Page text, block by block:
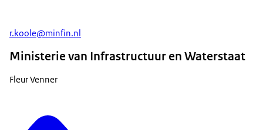
r.koole@minfin.nl
Ministerie van Infrastructuur en Waterstaat
Fleur Venner